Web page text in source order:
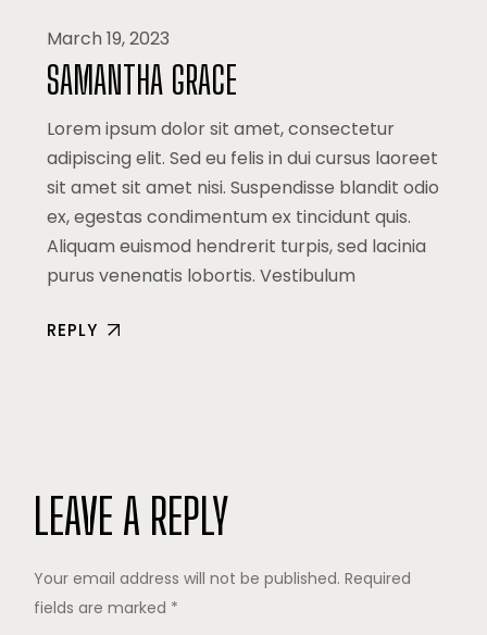
March 19, 2023
SAMANTHA GRACE
Lorem ipsum dolor sit amet, consectetur
adipiscing elit. Sed eu felis in dui cursus laoreet
sit amet sit amet nisi. Suspendisse blandit odio
ex, egestas condimentum ex tincidunt quis.
Aliquam euismod hendrerit turpis, sed lacinia
purus venenatis lobortis. Vestibulum
REPLY
LEAVE A REPLY
Your email address will not be published. Required
fields are marked *